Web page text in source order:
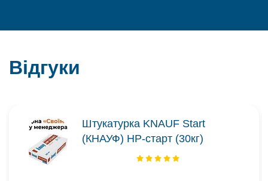
Відгуки
Штукатурка KNAUF Start
(КНАУФ) НР-старт (30кг)